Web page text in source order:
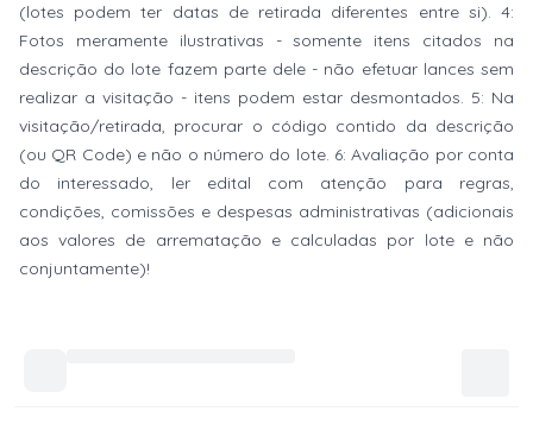
(lotes podem ter datas de retirada diferentes entre si). 4:
Fotos meramente ilustrativas - somente itens citados na
descrição do lote fazem parte dele - não efetuar lances sem
realizar a visitação - itens podem estar desmontados. 5: Na
visitação/retirada, procurar o código contido da descrição
(ou QR Code) e não o número do lote. 6: Avaliação por conta
do interessado, ler edital com atenção para regras,
condições, comissões e despesas administrativas (adicionais
aos valores de arrematação e calculadas por lote e não
conjuntamente)!